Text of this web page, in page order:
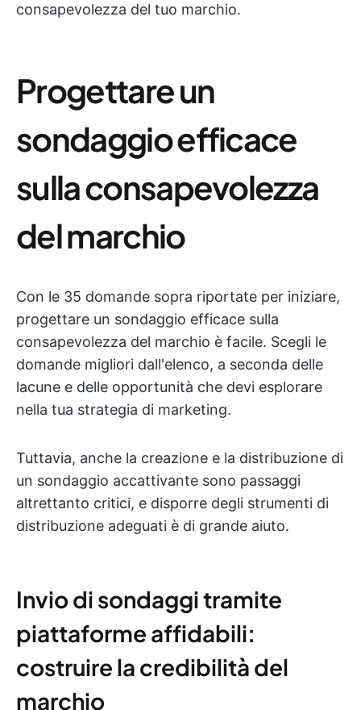
consapevolezza del tuo marchio.
Progettare un
sondaggio efficace
sulla consapevolezza
del marchio
Con le 35 domande sopra riportate per iniziare,
progettare un sondaggio efficace sulla
consapevolezza del marchio è facile. Scegli le
domande migliori dall'elenco, a seconda delle
lacune e delle opportunità che devi esplorare
nella tua strategia di marketing.
Tuttavia, anche la creazione e la distribuzione di
un sondaggio accattivante sono passaggi
altrettanto critici, e disporre degli strumenti di
distribuzione adeguati è di grande aiuto.
Invio di sondaggi tramite
piattaforme affidabili:
costruire la credibilità del
marchio